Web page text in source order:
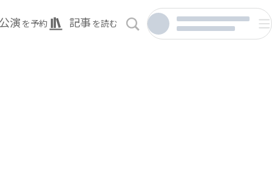
公演 を予約 記事 を読む